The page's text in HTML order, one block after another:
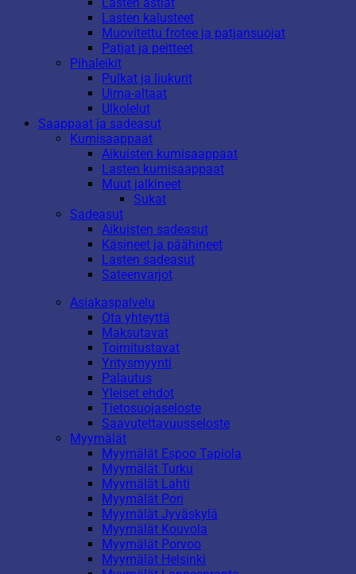
Lasten kalusteet
Muovitettu frotee ja patjansuojat
Patjat ja peitteet
Pihaleikit
Pulkat ja liukurit
Uima-altaat
Ulkolelut
Saappaat ja sadeasut
Kumisaappaat
Aikuisten kumisaappaat
Lasten kumisaappaat
Muut jalkineet
Sukat
Sadeasut
Aikuisten sadeasut
Käsineet ja päähineet
Lasten sadeasut
Sateenvarjot
Asiakaspalvelu
Ota yhteyttä
Maksutavat
Toimitustavat
Yritysmyynti
Palautus
Yleiset ehdot
Tietosuojaseloste
Saavutettavuusseloste
Myymälät
Myymälät Espoo Tapiola
Myymälät Turku
Myymälät Lahti
Myymälät Pori
Myymälät Jyväskylä
Myymälät Kouvola
Myymälät Porvoo
Myymälät Helsinki